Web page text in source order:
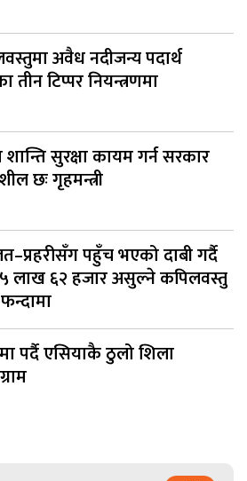
अवैध नदीजन्य पदार्थ
तीन टिप्पर नियन्त्रणमा
सुरक्षा कायम गर्न सरकार
छः गृहमन्त्री
पहुँच भएको दाबी गर्दै
लाख ६२ हजार असुल्ने कपिलवस्तु
पर्दै एसियाकै ठुलो शिला